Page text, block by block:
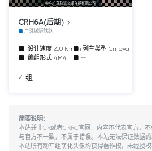
中车广东轨道交通车辆有限公司
CRH6A(后期)
广珠城际铁路
设计速度 200 km/h列车类型 Cinova
编组形式 4M4T --
4 组
简要说明：
本站并非CR或者CRRC官网，内容不代表官方，
与官方不一致，不属于错误。本站无法保证数据
本站所有动车组萌化头像均获得著作权，未经授